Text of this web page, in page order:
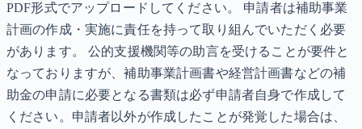
PDF形式でアップロードしてください。 申請者は補助事業
計画の作成・実施に責任を持って取り組んでいただく必要
があります。 公的支援機関等の助言を受けることが要件と
なっておりますが、補助事業計画書や経営計画書などの補
助金の申請に必要となる書類は必ず申請者自身で作成して
ください。申請者以外が作成したことが発覚した場合は、